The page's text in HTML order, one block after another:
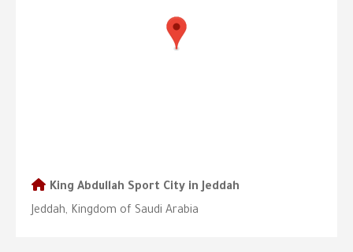
King Abdullah Sport City in Jeddah
Jeddah, Kingdom of Saudi Arabia